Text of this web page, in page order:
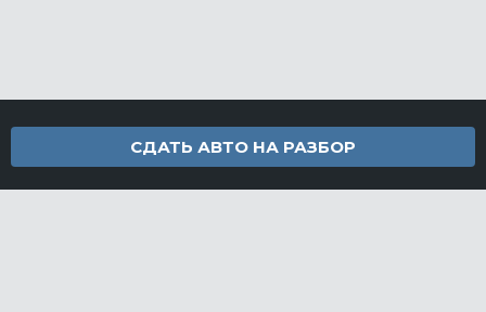
СДАТЬ АВТО НА РАЗБОР